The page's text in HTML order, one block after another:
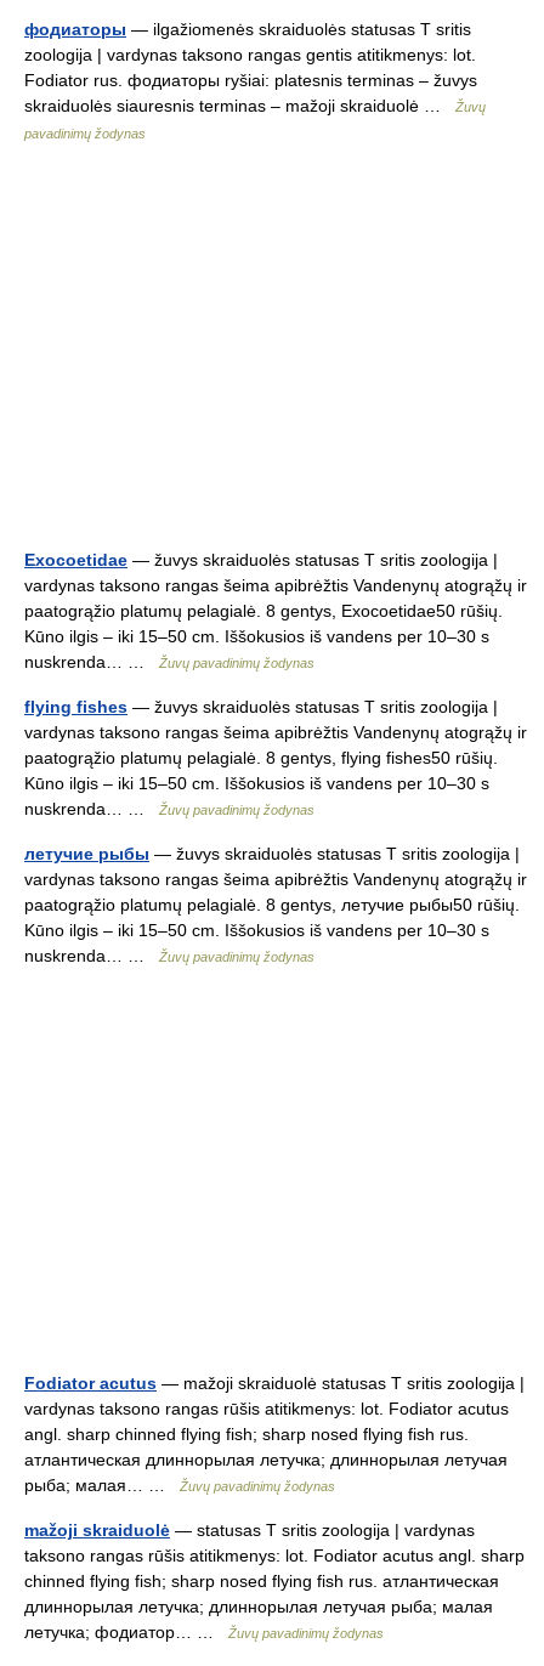
фодиаторы — ilgažiomenės skraiduolės statusas T sritis
zoologija | vardynas taksono rangas gentis atitikmenys: lot.
Fodiator rus. фодиаторы ryšiai: platesnis terminas – žuvys
skraiduolės siauresnis terminas – mažoji skraiduolė …
Žuvų
pavadinimų žodynas
Exocoetidae — žuvys skraiduolės statusas T sritis zoologija |
vardynas taksono rangas šeima apibrėžtis Vandenynų atogrąžų ir
paatogrąžio platumų pelagialė. 8 gentys, Exocoetidae50 rūšių.
Kūno ilgis – iki 15–50 cm. Iššokusios iš vandens per 10–30 s
nuskrenda… …
Žuvų pavadinimų žodynas
flying fishes — žuvys skraiduolės statusas T sritis zoologija |
vardynas taksono rangas šeima apibrėžtis Vandenynų atogrąžų ir
paatogrąžio platumų pelagialė. 8 gentys, flying fishes50 rūšių.
Kūno ilgis – iki 15–50 cm. Iššokusios iš vandens per 10–30 s
nuskrenda… …
Žuvų pavadinimų žodynas
летучие рыбы — žuvys skraiduolės statusas T sritis zoologija |
vardynas taksono rangas šeima apibrėžtis Vandenynų atogrąžų ir
paatogrąžio platumų pelagialė. 8 gentys, летучие рыбы50 rūšių.
Kūno ilgis – iki 15–50 cm. Iššokusios iš vandens per 10–30 s
nuskrenda… …
Žuvų pavadinimų žodynas
Fodiator acutus — mažoji skraiduolė statusas T sritis zoologija |
vardynas taksono rangas rūšis atitikmenys: lot. Fodiator acutus
angl. sharp chinned flying fish; sharp nosed flying fish rus.
атлантическая длиннорылая летучка; длиннорылая летучая
рыба; малая… …
Žuvų pavadinimų žodynas
mažoji skraiduolė — statusas T sritis zoologija | vardynas
taksono rangas rūšis atitikmenys: lot. Fodiator acutus angl. sharp
chinned flying fish; sharp nosed flying fish rus. атлантическая
длиннорылая летучка; длиннорылая летучая рыба; малая
летучка; фодиатор… …
Žuvų pavadinimų žodynas